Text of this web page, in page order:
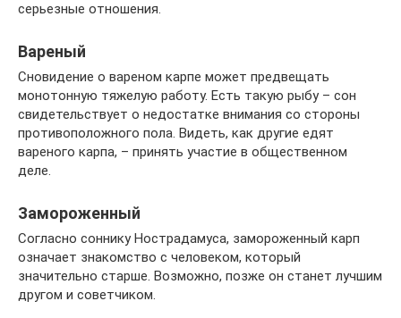
серьезные отношения.
Вареный
Сновидение о вареном карпе может предвещать
монотонную тяжелую работу. Есть такую рыбу – сон
свидетельствует о недостатке внимания со стороны
противоположного пола. Видеть, как другие едят
вареного карпа, – принять участие в общественном
деле.
Замороженный
Согласно соннику Нострадамуса, замороженный карп
означает знакомство с человеком, который
значительно старше. Возможно, позже он станет лучшим
другом и советчиком.